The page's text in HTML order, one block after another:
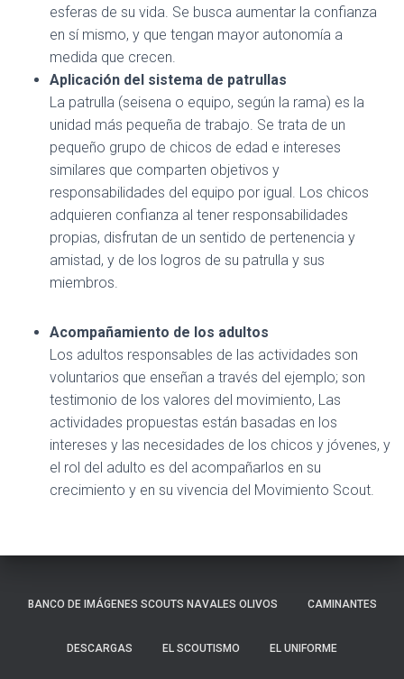
esferas de su vida. Se busca aumentar la confianza
en sí mismo, y que tengan mayor autonomía a
medida que crecen.
Aplicación del sistema de patrullas
La patrulla (seisena o equipo, según la rama) es la
unidad más pequeña de trabajo. Se trata de un
pequeño grupo de chicos de edad e intereses
similares que comparten objetivos y
responsabilidades del equipo por igual. Los chicos
adquieren confianza al tener responsabilidades
propias, disfrutan de un sentido de pertenencia y
amistad, y de los logros de su patrulla y sus
miembros.
Acompañamiento de los adultos
Los adultos responsables de las actividades son
voluntarios que enseñan a través del ejemplo; son
testimonio de los valores del movimiento, Las
actividades propuestas están basadas en los
intereses y las necesidades de los chicos y jóvenes, y
el rol del adulto es del acompañarlos en su
crecimiento y en su vivencia del Movimiento Scout.
BANCO DE IMÁGENES SCOUTS NAVALES OLIVOS CAMINANTES
DESCARGAS EL SCOUTISMO EL UNIFORME